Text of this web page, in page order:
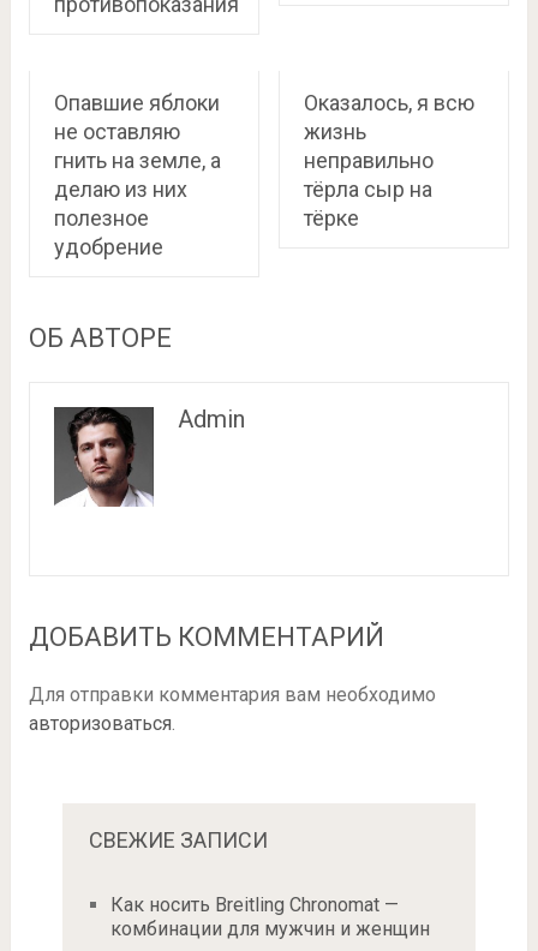
Опавшие яблоки
не оставляю
гнить на земле, а
делаю из них
полезное
удобрение
Оказалось, я всю
жизнь
неправильно
тёрла сыр на
тёрке
ОБ АВТОРЕ
Admin
ДОБАВИТЬ КОММЕНТАРИЙ
Для отправки комментария вам необходимо
авторизоваться.
СВЕЖИЕ ЗАПИСИ
Как носить Breitling Chronomat —
комбинации для мужчин и женщин